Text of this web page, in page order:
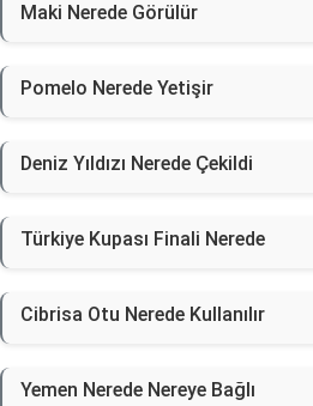
Maki Nerede Görülür
Pomelo Nerede Yetişir
Deniz Yıldızı Nerede Çekildi
Türkiye Kupası Finali Nerede
Cibrisa Otu Nerede Kullanılır
Yemen Nerede Nereye Bağlı